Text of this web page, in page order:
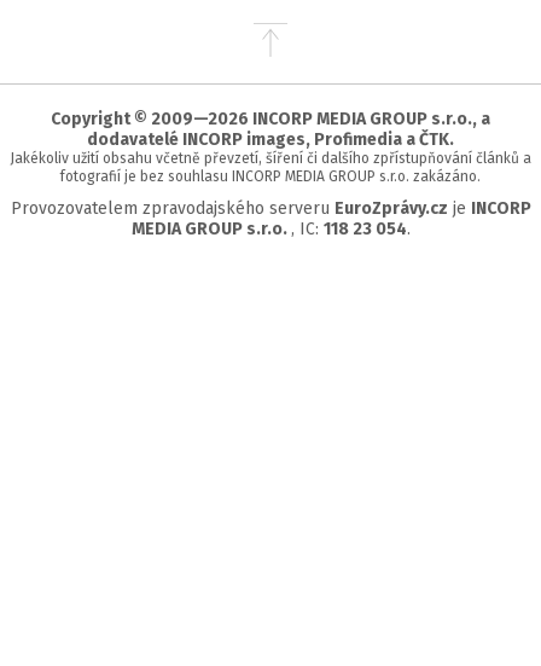
Přejít
stránky
Copyright © 2009—2026 INCORP MEDIA GROUP s.r.o., a
dodavatelé INCORP images, Profimedia a ČTK.
Jakékoliv užití obsahu včetně převzetí, šíření či dalšího zpřístupňování článků a
fotografií je bez souhlasu INCORP MEDIA GROUP s.r.o. zakázáno.
Provozovatelem zpravodajského serveru EuroZprávy.cz je INCORP
MEDIA GROUP s.r.o. , IC: 118 23 054.